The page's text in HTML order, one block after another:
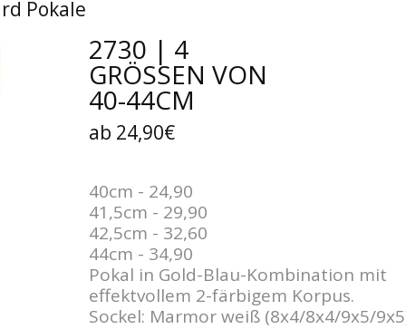
Pokale
2730 | 4
GRÖSSEN VON 4
0-44CM
ab 24,90€
40cm - 24,90
41,5cm - 29,90
42,5cm - 32,60
44cm - 34,90
Pokal in Gold-Blau-Kombination mit
effektvollem 2-färbigem Korpus.
Sockel: Marmor weiß (8x4/8x4/9x5/